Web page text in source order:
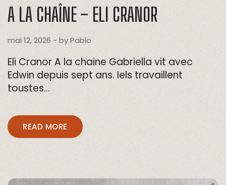
A LA CHAÎNE – ELI CRANOR
mai 12, 2026 - byPablo
Eli Cranor A la chaine Gabriella vit avec
Edwin depuis sept ans. Iels travaillent
toustes…
READ MORE